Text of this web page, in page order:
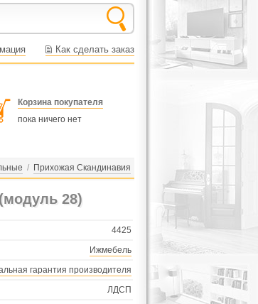
Как сделать заказ
Корзина покупателя
пока ничего нет
/ Прихожая Скандинавия
28)
4425
Ижмебель
гарантия производителя
ЛДСП